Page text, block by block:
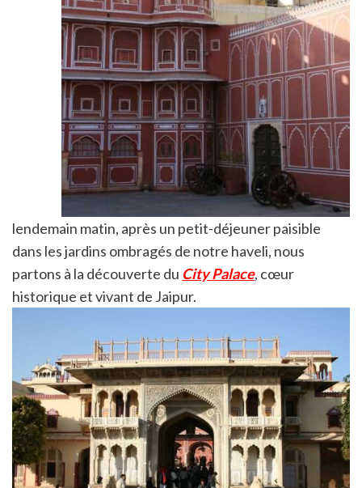
lendemain matin, après un petit-déjeuner paisible
dans les jardins ombragés de notre haveli, nous
partons à la découverte du City Palace, cœur
historique et vivant de Jaipur.